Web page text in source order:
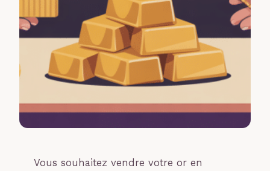
Vous souhaitez vendre votre or en